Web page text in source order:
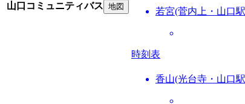
山口コミュニティバス 地図 若宮(菅内上・山口
時刻表
香山(光台寺・山口